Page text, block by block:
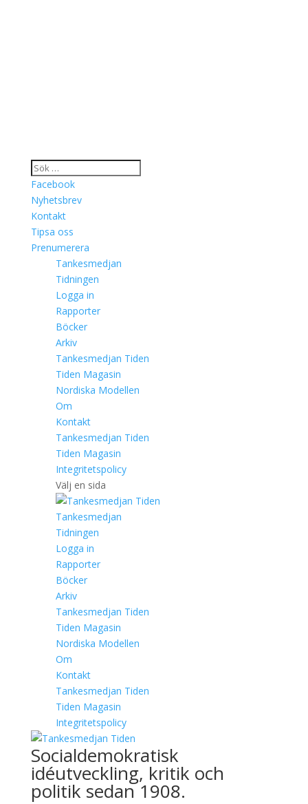
Facebook
Nyhetsbrev
Kontakt
Tipsa oss
Prenumerera
Tankesmedjan
Tidningen
Logga in
Rapporter
Böcker
Arkiv
Tankesmedjan Tiden
Tiden Magasin
Nordiska Modellen
Om
Kontakt
Tankesmedjan Tiden
Tiden Magasin
Integritetspolicy
Välj en sida
Tankesmedjan
Tidningen
Logga in
Rapporter
Böcker
Arkiv
Tankesmedjan Tiden
Tiden Magasin
Nordiska Modellen
Om
Kontakt
Tankesmedjan Tiden
Tiden Magasin
Integritetspolicy
Socialdemokratisk
idéutveckling, kritik och
politik sedan 1908.